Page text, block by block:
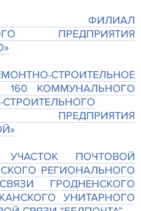
ФИЛИАЛ
ПРЕДПРИЯТИЯ
СТРОИТЕЛЬНОЕ
КОММУНАЛЬНОГО
УЧАСТОК ПОЧТОВОЙ
РЕГИОНАЛЬНОГО
ГРОДНЕНСКОГО
УНИТАРНОГО